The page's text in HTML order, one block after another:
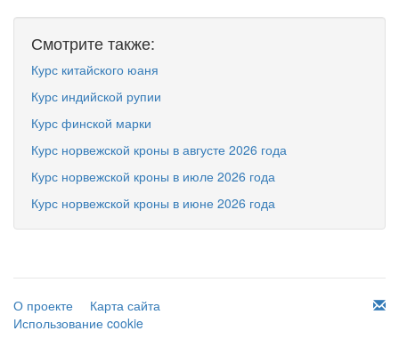
Смотрите также:
Курс китайского юаня
Курс индийской рупии
Курс финской марки
Курс норвежской кроны в августе 2026 года
Курс норвежской кроны в июле 2026 года
Курс норвежской кроны в июне 2026 года
О проекте
Карта сайта
Использование cookie